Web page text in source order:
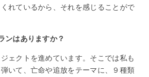
れているから、それを感じることがで
ンはありますか？
ジェクトを進めています。そこでは私も
いて、亡命や追放をテーマに、９種類